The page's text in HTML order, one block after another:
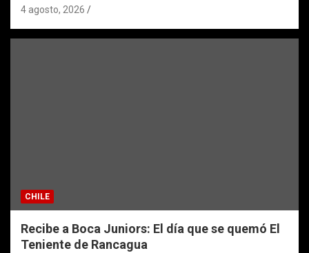
4 agosto, 2026
CHILE
Recibe a Boca Juniors: El día que se quemó El
Teniente de Rancagua